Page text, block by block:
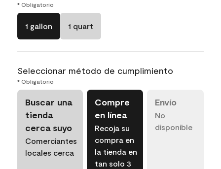
* Obligatorio
1 gallon 1 quart
Seleccionar método de cumplimiento
* Obligatorio
Buscar una
tienda
cerca suyo
Comerciantes
locales cerca
Compre
en línea
Recoja su
compra en
la tienda en
tan solo 3
Envío
No
disponible